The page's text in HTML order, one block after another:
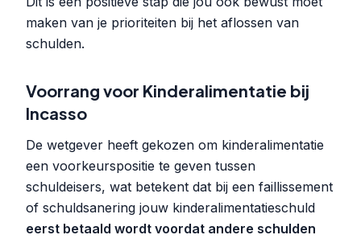
maken van je prioriteiten bij het aflossen van
schulden.
Voorrang voor Kinderalimentatie bij
Incasso
De wetgever heeft gekozen om kinderalimentatie
een voorkeurspositie te geven tussen
schuldeisers, wat betekent dat bij een faillissement
of schuldsanering jouw kinderalimentatieschuld
eerst betaald wordt voordat andere schulden